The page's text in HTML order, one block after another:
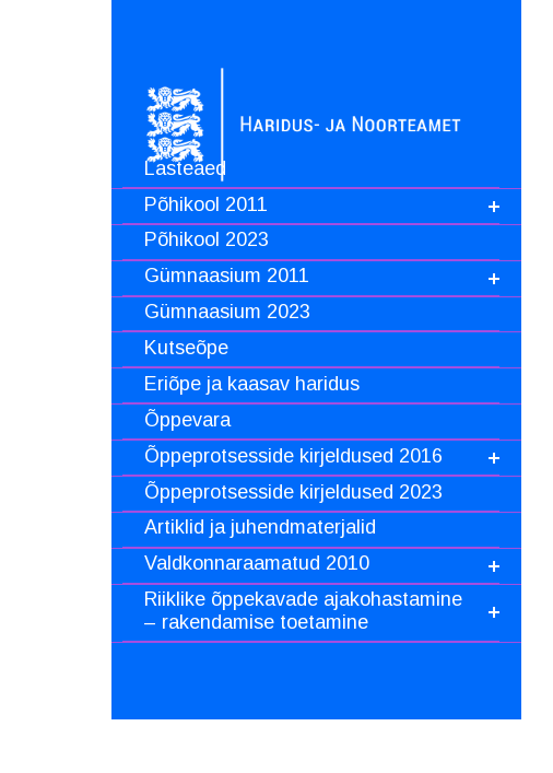
Lasteaed
Põhikool 2011
Põhikool 2023
Gümnaasium 2011
Gümnaasium 2023
Kutseõpe
Eriõpe ja kaasav haridus
Õppevara
Õppeprotsesside kirjeldused 2016
Õppeprotsesside kirjeldused 2023
Artiklid ja juhendmaterjalid
Valdkonnaraamatud 2010
Riiklike õppekavade ajakohastamine
– rakendamise toetamine